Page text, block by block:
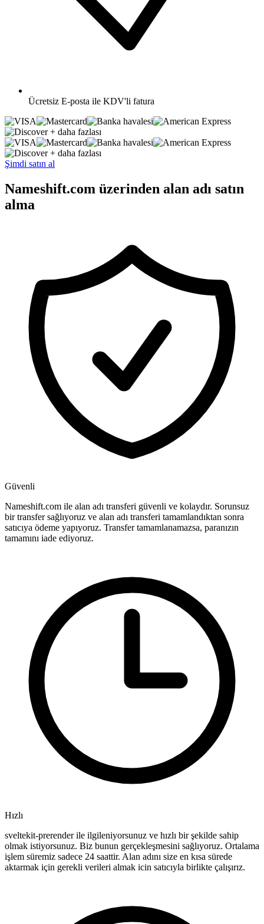
Ücretsiz E-posta ile KDV'li fatura
+ daha fazlası
+ daha fazlası
Şimdi satın al
Nameshift.com üzerinden alan adı satın
alma
Güvenli
Nameshift.com ile alan adı transferi güvenli ve kolaydır. Sorunsuz
bir transfer sağlıyoruz ve alan adı transferi tamamlandıktan sonra
satıcıya ödeme yapıyoruz. Transfer tamamlanamazsa, paranızın
tamamını iade ediyoruz.
Hızlı
sveltekit-prerender ile ilgileniyorsunuz ve hızlı bir şekilde sahip
olmak istiyorsunuz. Biz bunun gerçekleşmesini sağlıyoruz. Ortalama
işlem süremiz sadece 24 saattir. Alan adını size en kısa sürede
aktarmak için gerekli verileri almak icin satıcıyla birlikte çalışırız.